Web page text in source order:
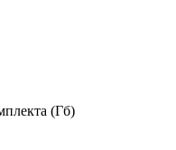
(Гб)